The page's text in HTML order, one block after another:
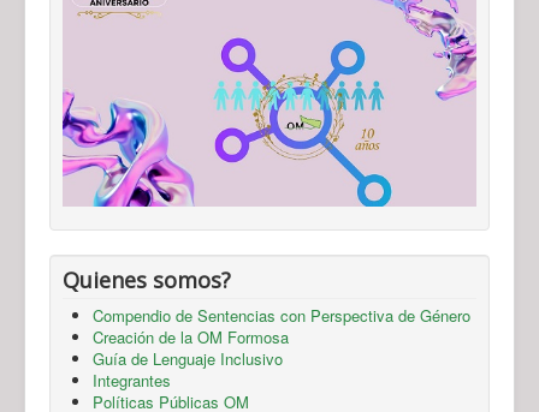
Quienes somos?
Compendio de Sentencias con Perspectiva de Género
Creación de la OM Formosa
Guía de Lenguaje Inclusivo
Integrantes
Políticas Públicas OM